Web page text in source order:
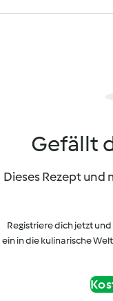
Gefällt
Dieses Rezept und
Registriere dich jetzt
ein in die kulinarische